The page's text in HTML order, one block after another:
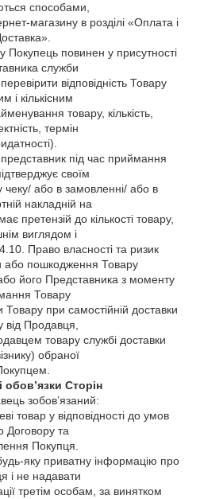
способами,
магазину в розділі «Оплата і
Покупець повинен у присутності
служби
відповідність Товару
і кількісним
товару, кількість,
термін
під час приймання
своїм
чеку/ або в замовленні/ або в
накладній на
претензій до кількості товару,
виглядом і
Право власності та ризик
або пошкодження Товару
його Представника з моменту
Товару
Товару при самостійній доставки
від Продавця,
товару службі доставки
обраної
обов’язки Сторін
зобов’язаний:
товар у відповідності до умов
Договору та
Покупця.
яку приватну інформацію про
і не надавати
третім особам, за винятком